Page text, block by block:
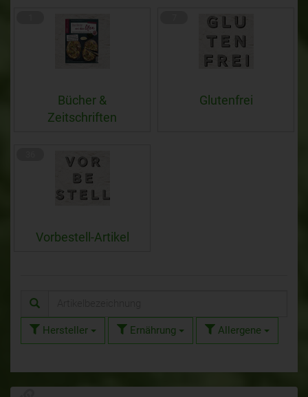
Bücher &
Zeitschriften
Glutenfrei
Vorbestell-Artikel
Hersteller Ernährung Allergene